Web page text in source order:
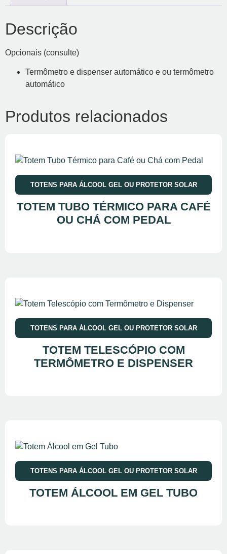
Descrição
Opcionais (consulte)
Termômetro e dispenser automático e ou termômetro
automático
Produtos relacionados
TOTENS PARA ÁLCOOL GEL OU PROTETOR SOLAR
TOTEM TUBO TÉRMICO PARA CAFÉ
OU CHÁ COM PEDAL
TOTENS PARA ÁLCOOL GEL OU PROTETOR SOLAR
TOTEM TELESCÓPIO COM
TERMÔMETRO E DISPENSER
TOTENS PARA ÁLCOOL GEL OU PROTETOR SOLAR
TOTEM ÁLCOOL EM GEL TUBO